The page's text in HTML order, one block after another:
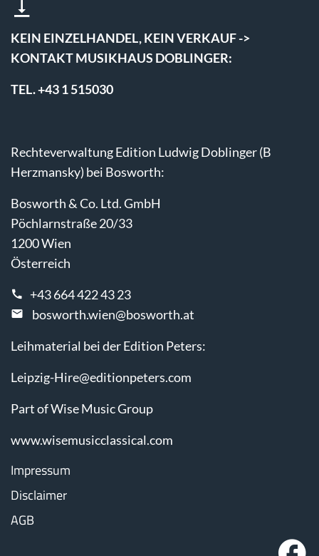
KEIN EINZELHANDEL, KEIN VERKAUF ->
KONTAKT MUSIKHAUS DOBLINGER:
TEL. +43 1 515030
Rechteverwaltung Edition Ludwig Doblinger (B
Herzmansky) bei Bosworth:
Bosworth & Co. Ltd. GmbH
Pöchlarnstraße 20/33
1200 Wien
Österreich
+43 664 422 43 23
bosworth.wien@bosworth.at
Leihmaterial bei der Edition Peters:
Leipzig-Hire@editionpeters.com
Part of Wise Music Group
www.wisemusicclassical.com
Impressum
Disclaimer
AGB